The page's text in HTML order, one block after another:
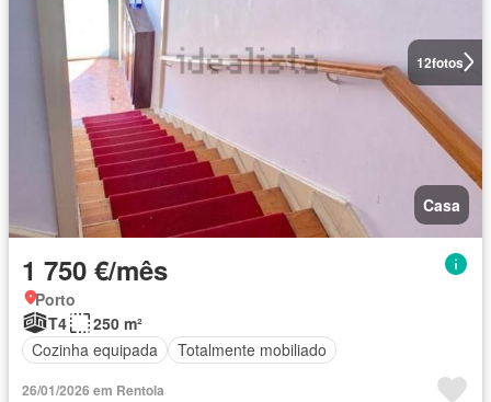
12fotos
Casa
1 750 €/mês
Porto
T4
250 m²
Cozinha equipada
Totalmente mobiliado
26/01/2026 em Rentola